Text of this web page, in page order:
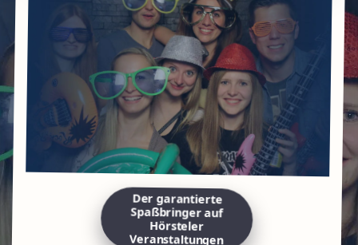
Der garantierte
Spaßbringer auf
Hörsteler
Veranstaltungen